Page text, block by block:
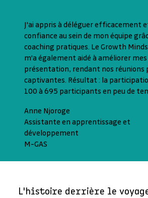
J'ai appris à déléguer efficacement
confiance au sein de mon équipe
coaching pratiques. Le Growth
m'a également aidé à améliorer
présentation, rendant nos réunions
captivantes. Résultat : la
100 à 695 participants en peu de
Anne Njoroge
Assistante en apprentissage et
développement
M-GAS
L'histoire derrière le